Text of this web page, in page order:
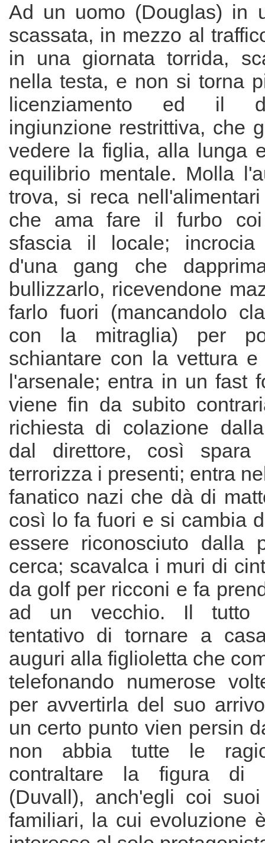
Ad un uomo (Douglas) in
scassata, in mezzo al
in una giornata torrida,
nella testa, e non si torna
licenziamento ed il
ingiunzione restrittiva, che
vedere la figlia, alla lunga
equilibrio mentale. Molla
trova, si reca
che ama fare il furbo
sfascia il locale;
d'una gang che
bullizzarlo, ricevendone
farlo fuori (mancandolo
con la mitraglia) per
schiantare con la vettura e
l'arsenale; entra in un fast
viene fin da subito
richiesta di colazione
dal direttore, così
terrorizza i presenti; entra
fanatico nazi che dà di
così lo fa fuori e si cambia
essere riconosciuto dalla
cerca; scavalca i muri di
da golf per ricconi e fa
ad un vecchio. Il tutto
tentativo di tornare a
auguri alla figlioletta che
telefonando numerose
per avvertirla del suo
un certo punto vien persin
non abbia tutte le
contraltare la figura di
(Duvall), anch'egli coi
familiari, la cui evoluzione